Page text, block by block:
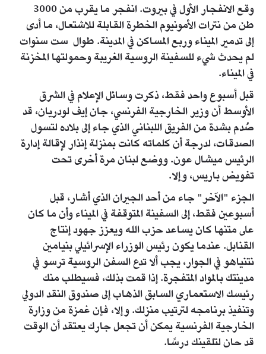
وقع الانفجار الأول في بيروت. انفجر ما يقرب من 3000
طن من نترات الأمونيوم الخطرة القابلة للاشتعال، ما أدى
إلى تدمير الميناء وربع المساكن في المدينة. طوال ست سنوات
لم يحدث شيء للسفينة الروسية الغريبة وحمولتها المخزنة
في الميناء.
قبل أسبوع واحد فقط، ذكرت وسائل الإعلام في الشرق
الأوسط أن وزير الخارجية الفرنسي، جان إيف لودريان، قد
صُدم بشدة من الفريق اللبناني الذي جاء إلى بلاده لتسول
الصدقات، لدرجة أن كلماته كانت بمنزلة إنذار لإقالة إدارة
الرئيس ميشال عون. ووضع لبنان مرة أخرى تحت
تفويض باريس، وإلا.
الجزء "الآخر" جاء من أحد الجيران الذي أشار، قبل
أسبوعين فقط، إلى السفينة المتوقفة في الميناء وأن ما كان
على متنها كان يساعد حزب الله ويعزز جهود إنتاج
القنابل. عندما يكون رئيس الوزراء الإسرائيلي بنيامين
نتنياهو في الجوار، يجب ألا تدع السفن الروسية ترسو في
مدينتك بالمواد المتفجرة. إذا قمت بذلك، فسيطلب منك
رئيسك الاستعماري السابق الذهاب إلى صندوق النقد الدولي
وتنفيذ برنامجه لترتيب منزلك. وإلا، فإن غمزة من وزارة
الخارجية الفرنسية يمكن أن تجعل جارك يعتقد أن الوقت
قد حان لتلقينك درسًا.